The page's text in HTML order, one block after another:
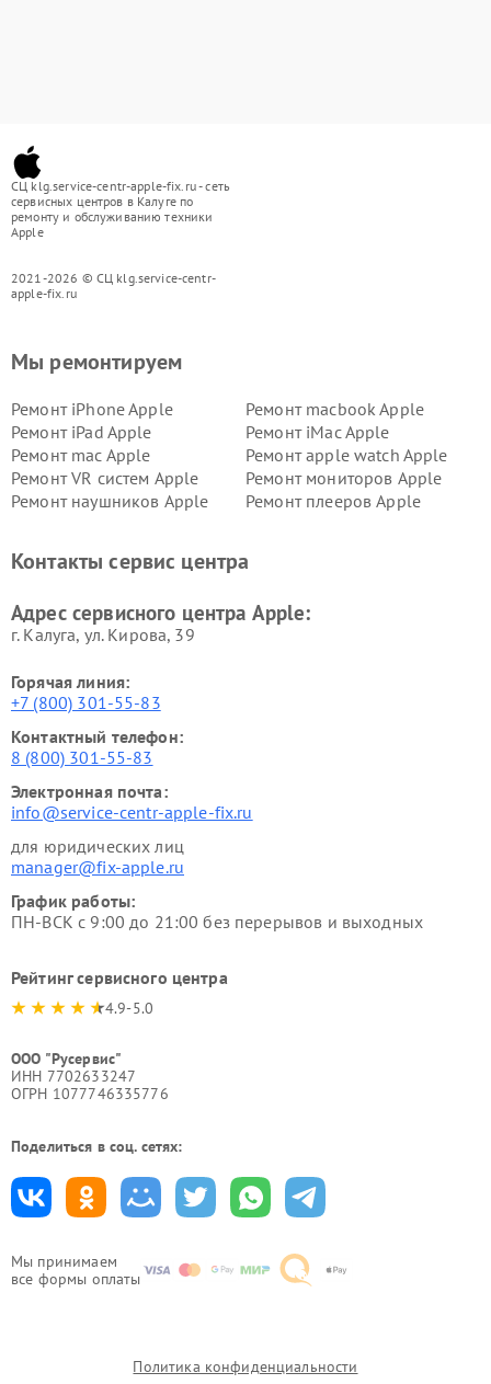
СЦ klg.service-centr-apple-fix.ru - сеть
сервисных центров в Калуге по
ремонту и обслуживанию техники
Apple
2021-2026 © СЦ klg.service-centr-
apple-fix.ru
Мы принимаем
все формы оплаты
Мы ремонтируем
Ремонт iPhone Apple
Ремонт macbook Apple
Ремонт iPad Apple
Ремонт iMac Apple
Ремонт mac Apple
Ремонт apple watch Apple
Ремонт VR систем Apple
Ремонт мониторов Apple
Ремонт наушников Apple
Ремонт плееров Apple
Контакты сервис центра
Адрес сервисного центра Apple:
г. Калуга, ул. Кирова, 39
Горячая линия:
+7 (800) 301-55-83
Контактный телефон:
8 (800) 301-55-83
Электронная почта:
info@service-centr-apple-fix.ru
для юридических лиц
manager@fix-apple.ru
График работы:
ПН-ВСК с 9:00 до 21:00 без перерывов и выходных
Рейтинг сервисного центра
4.9-5.0
ООО "Русервис"
ИНН 7702633247
ОГРН 1077746335776
Поделиться в соц. сетях:
Политика конфиденциальности